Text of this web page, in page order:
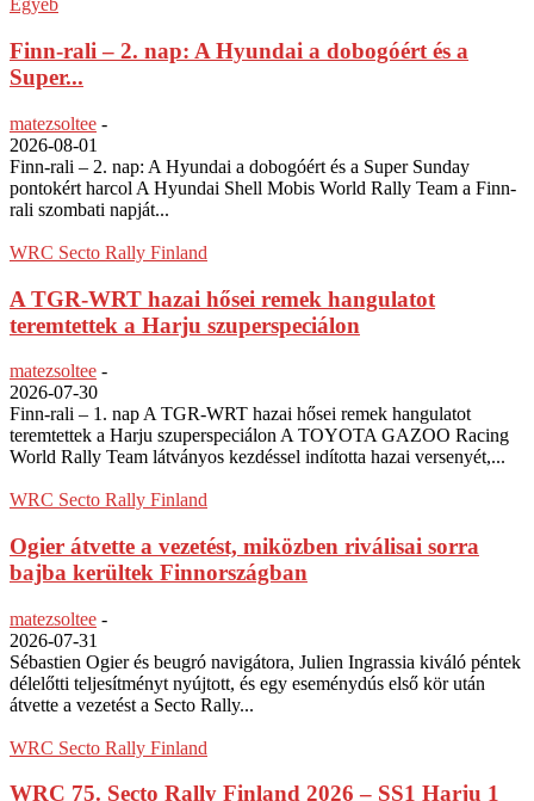
Egyéb
Finn-rali – 2. nap: A Hyundai a dobogóért és a
Super...
matezsoltee -
2026-08-01
Finn-rali – 2. nap: A Hyundai a dobogóért és a Super Sunday
pontokért harcol A Hyundai Shell Mobis World Rally Team a Finn-
rali szombati napját...
WRC Secto Rally Finland
A TGR-WRT hazai hősei remek hangulatot
teremtettek a Harju szuperspeciálon
matezsoltee -
2026-07-30
Finn-rali – 1. nap A TGR-WRT hazai hősei remek hangulatot
teremtettek a Harju szuperspeciálon A TOYOTA GAZOO Racing
World Rally Team látványos kezdéssel indította hazai versenyét,...
WRC Secto Rally Finland
Ogier átvette a vezetést, miközben riválisai sorra
bajba kerültek Finnországban
matezsoltee -
2026-07-31
Sébastien Ogier és beugró navigátora, Julien Ingrassia kiváló péntek
délelőtti teljesítményt nyújtott, és egy eseménydús első kör után
átvette a vezetést a Secto Rally...
WRC Secto Rally Finland
WRC 75. Secto Rally Finland 2026 – SS1 Harju 1